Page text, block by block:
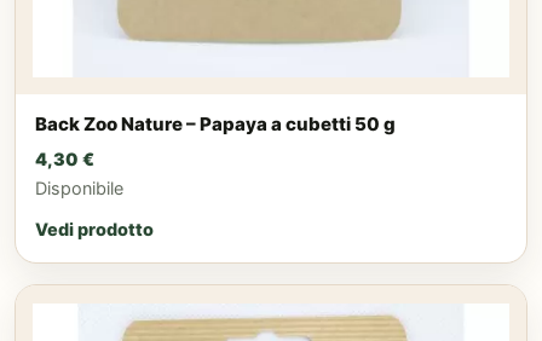
Back Zoo Nature – Papaya a cubetti 50 g
4,30 €
Disponibile
Vedi prodotto